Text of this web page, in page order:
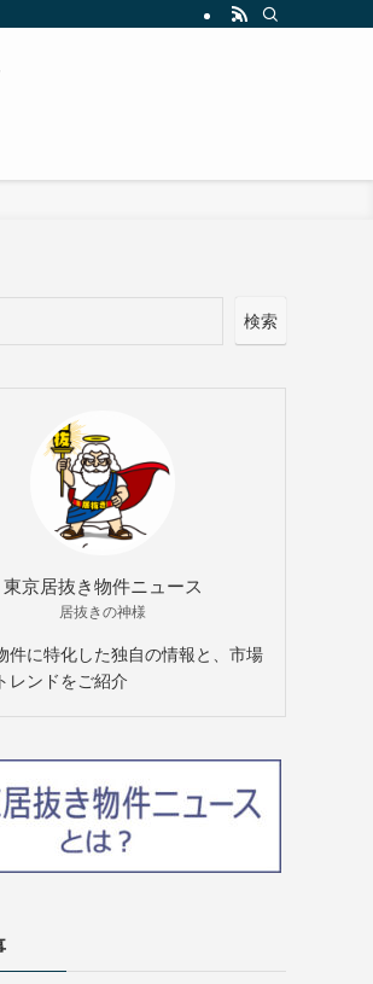
検索
東京居抜き物件ニュース
居抜きの神様
件に特化した独自の情報と、市場
レンドをご紹介